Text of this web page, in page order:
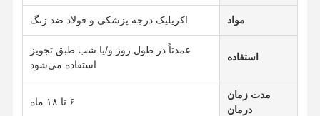
نوار ایمپلنت دندان
فرنگی که به فلز ذوب شده است
دستگاه ارتودنسی قابل برداشتن
مواد اکریلیک درجه پزشکی و فولاد ضد زنگ
استفاده
عمدتاً در طول روز و/یا شب طبق تجویز
استفاده می‌شود
مدت زمان
درمان
۶ تا ۱۸ ماه